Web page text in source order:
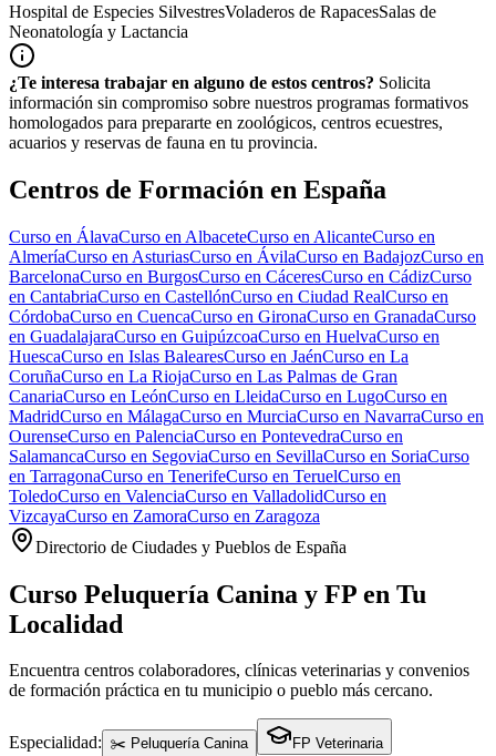
Hospital de Especies SilvestresVoladeros de RapacesSalas de
Neonatología y Lactancia
¿Te interesa trabajar en alguno de estos centros? Solicita
información sin compromiso sobre nuestros programas formativos
homologados para prepararte en zoológicos, centros ecuestres,
acuarios y reservas de fauna en tu provincia.
Centros de Formación en España
Curso en ÁlavaCurso en AlbaceteCurso en AlicanteCurso en
AlmeríaCurso en AsturiasCurso en ÁvilaCurso en BadajozCurso en
BarcelonaCurso en BurgosCurso en CáceresCurso en CádizCurso
en CantabriaCurso en CastellónCurso en Ciudad RealCurso en
CórdobaCurso en CuencaCurso en GironaCurso en GranadaCurso
en GuadalajaraCurso en GuipúzcoaCurso en HuelvaCurso en
HuescaCurso en Islas BalearesCurso en JaénCurso en La
CoruñaCurso en La RiojaCurso en Las Palmas de Gran
CanariaCurso en LeónCurso en LleidaCurso en LugoCurso en
MadridCurso en MálagaCurso en MurciaCurso en NavarraCurso en
OurenseCurso en PalenciaCurso en PontevedraCurso en
SalamancaCurso en SegoviaCurso en SevillaCurso en SoriaCurso
en TarragonaCurso en TenerifeCurso en TeruelCurso en
ToledoCurso en ValenciaCurso en ValladolidCurso en
VizcayaCurso en ZamoraCurso en Zaragoza
Directorio de Ciudades y Pueblos de España
Curso Peluquería Canina y FP en Tu
Localidad
Encuentra centros colaboradores, clínicas veterinarias y convenios
de formación práctica en tu municipio o pueblo más cercano.
Especialidad: ✂️ Peluquería Canina
FP Veterinaria